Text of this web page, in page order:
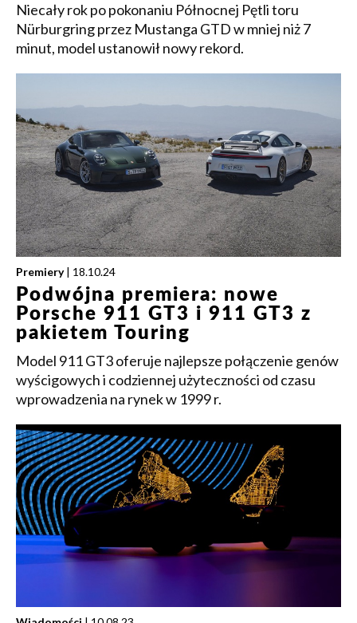
Niecały rok po pokonaniu Północnej Pętli toru
Nürburgring przez Mustanga GTD w mniej niż 7
minut, model ustanowił nowy rekord.
Premiery | 18.10.24
Podwójna premiera: nowe
Porsche 911 GT3 i 911 GT3 z
pakietem Touring
Model 911 GT3 oferuje najlepsze połączenie genów
wyścigowych i codziennej użyteczności od czasu
wprowadzenia na rynek w 1999 r.